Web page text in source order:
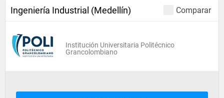
Comparar
Ingeniería Industrial (Medellín)
Institución Universitaria Politécnico
Grancolombiano